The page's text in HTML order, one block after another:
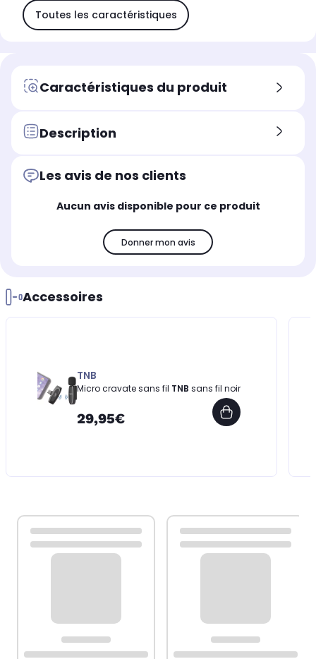
Toutes les caractéristiques
Caractéristiques du produit
Description
Les avis de nos clients
Aucun avis disponible pour ce produit
Donner mon avis
Accessoires
TNB
Micro cravate sans fil TNB sans fil noir
29,95€